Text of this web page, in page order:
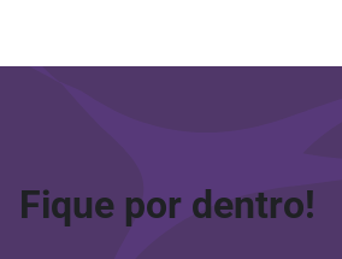
Fique por dentro!